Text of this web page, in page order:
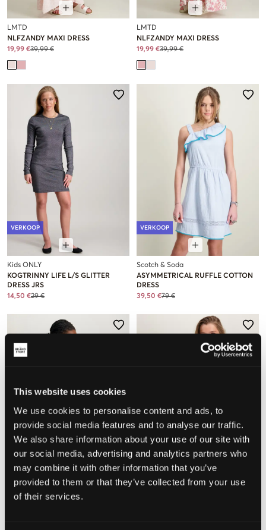
This website uses cookies
We use cookies to personalise content and ads, to
provide social media features and to analyse our traffic.
We also share information about your use of our site with
our social media, advertising and analytics partners who
may combine it with other information that you’ve
provided to them or that they’ve collected from your use
of their services.
LMTD
NLFZANDY MAXI DRESS
19,99 €39,99 €
LMTD
NLFZANDY MAXI DRESS
19,99 €39,99 €
VERKOOP
Kids ONLY
KOGTRINNY LIFE L/S GLITTER
DRESS JRS
14,50 €29 €
VERKOOP
Scotch & Soda
ASYMMETRICAL RUFFLE COTTON
DRESS
39,50 €79 €
VERKOOP
Creamie
VERKOOP